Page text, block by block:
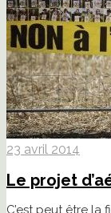
23 avril 2014
Le projet
C’est peut être